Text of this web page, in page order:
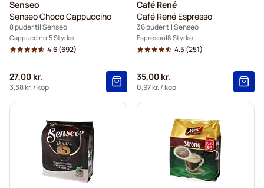
Senseo
Senseo Choco Cappuccino
8 puder til Senseo
Cappuccino 5 Styrke
4.6(692)
27,00 kr.
3,38 kr./ kop
Café René
Café René Espresso
36 puder til Senseo
Espresso 8 Styrke
4.5(251)
35,00 kr.
0,97 kr./ kop